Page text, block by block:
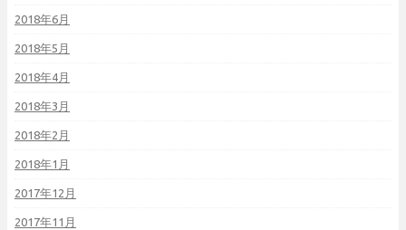
2018年6月
2018年5月
2018年4月
2018年3月
2018年2月
2018年1月
2017年12月
2017年11月